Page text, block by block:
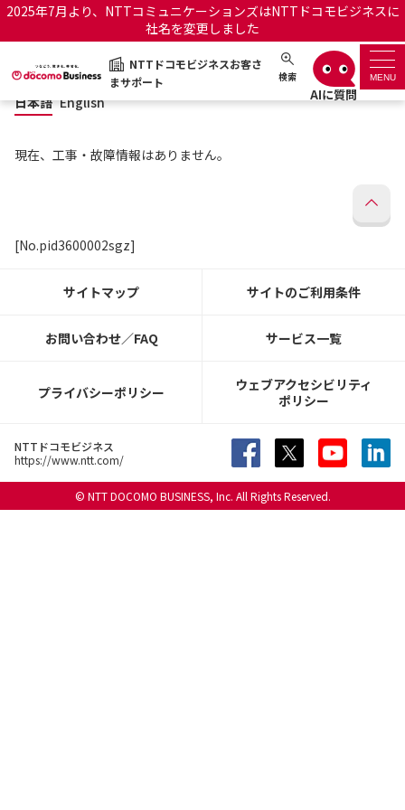
2025年7月より、NTTコミュニケーションズはNTTドコモビジネスに
社名を変更しました
NTTドコモビジネスお客さ
まサポート
検索 MENU
NTTドコモビジネスお客さまサポート 日本語 English
サポートトップ
サービス名から探す
日本語 English
現在、工事・故障情報はありません。
[No.pid3600002sgz]
サイトマップ サイトのご利用条件
お問い合わせ／FAQ サービス一覧
プライバシーポリシー
ウェブアクセシビリティ
ポリシー
NTTドコモビジネス
https://www.ntt.com/
© NTT DOCOMO BUSINESS, Inc. All Rights Reserved.